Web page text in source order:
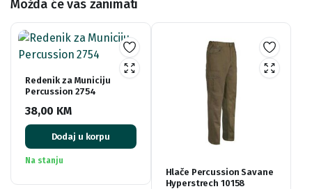
Možda će vas zanimati
Redenik za Municiju
Percussion 2754
38,00 KM
Dodaj u korpu
Na stanju
Hlače Percussion Savane
Hyperstrech 10158